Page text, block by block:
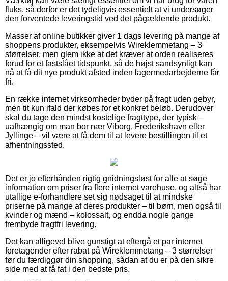
fluks, så derfor er det tydeligvis essentielt at vi undersøger
den forventede leveringstid ved det pågældende produkt.
Masser af online butikker giver 1 dags levering på mange af
shoppens produkter, eksempelvis Wireklemmetang – 3
størrelser, men glem ikke at det kræver at orden realiseres
forud for et fastslået tidspunkt, så de højst sandsynligt kan
nå at få dit nye produkt afsted inden lagermedarbejderne får
fri.
En række internet virksomheder byder på fragt uden gebyr,
men tit kun ifald der købes for et konkret beløb. Derudover
skal du tage den mindst kostelige fragttype, der typisk –
uafhængig om man bor nær Viborg, Frederikshavn eller
Jyllinge – vil være at få dem til at levere bestillingen til et
afhentningssted.
Det er jo efterhånden rigtig gnidningsløst for alle at søge
information om priser fra flere internet varehuse, og altså har
utallige e-forhandlere set sig nødsaget til at mindske
priserne på mange af deres produkter – til børn, men også til
kvinder og mænd – kolossalt, og endda nogle gange
frembyde fragtfri levering.
Det kan alligevel blive gunstigt at eftergå et par internet
foretagender efter rabat på Wireklemmetang – 3 størrelser
før du færdiggør din shopping, sådan at du er på den sikre
side med at få fat i den bedste pris.